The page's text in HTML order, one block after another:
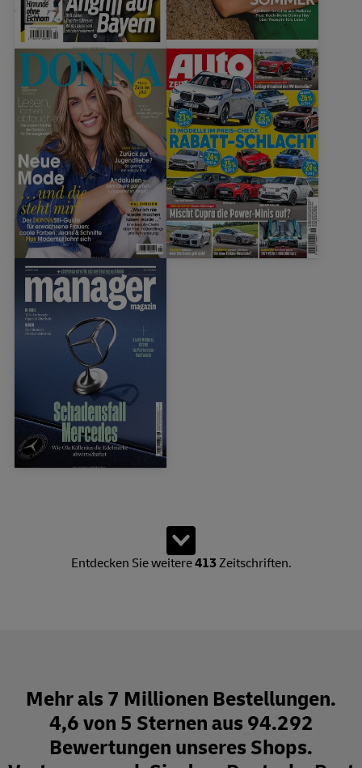
Zeige 15 von insgesamt 428 Produkten. Es sind weitere
Weitere Zeitschriften
Entdecken Sie weitere413Zeitschriften.
Mehr als 7 Millionen Bestellungen.
4,6 von 5 Sternen aus 94.292
Bewertungen unseres Shops.